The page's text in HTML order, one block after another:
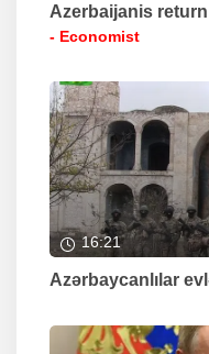
Azerbaijanis
- Economist
16:21
Azərbaycanlılar